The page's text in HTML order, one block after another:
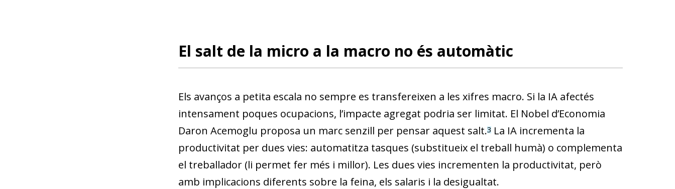
El salt de la micro a la macro no és automàtic
Els avanços a petita escala no sempre es transfereixen a les xifres macro. Si la IA afectés
intensament poques ocupacions, l’impacte agregat podria ser limitat. El Nobel d’Economia
Daron Acemoglu proposa un marc senzill per pensar aquest salt.3La IA incrementa la
productivitat per dues vies: automatitza tasques (substitueix el treball humà) o complementa
el treballador (li permet fer més i millor). Les dues vies incrementen la productivitat, però
amb implicacions diferents sobre la feina, els salaris i la desigualtat.